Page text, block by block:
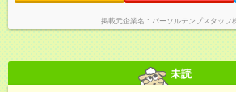
掲載元企業名 パーソルテンプスタッフ
未読